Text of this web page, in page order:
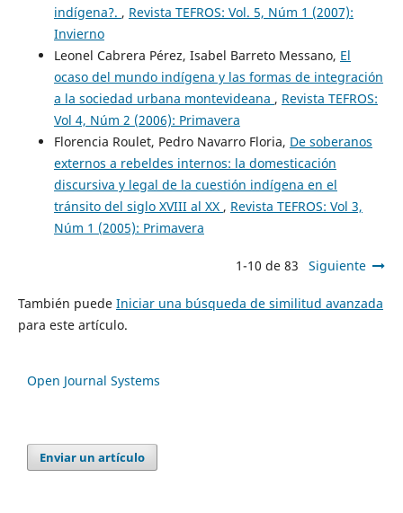
indígena?. , Revista TEFROS: Vol. 5, Núm 1 (2007):
Invierno
Leonel Cabrera Pérez, Isabel Barreto Messano, El
ocaso del mundo indígena y las formas de integración
a la sociedad urbana montevideana , Revista TEFROS:
Vol 4, Núm 2 (2006): Primavera
Florencia Roulet, Pedro Navarro Floria, De soberanos
externos a rebeldes internos: la domesticación
discursiva y legal de la cuestión indígena en el
tránsito del siglo XVIII al XX , Revista TEFROS: Vol 3,
Núm 1 (2005): Primavera
1-10 de 83 Siguiente
También puede Iniciar una búsqueda de similitud avanzada
para este artículo.
Open Journal Systems
Enviar un artículo